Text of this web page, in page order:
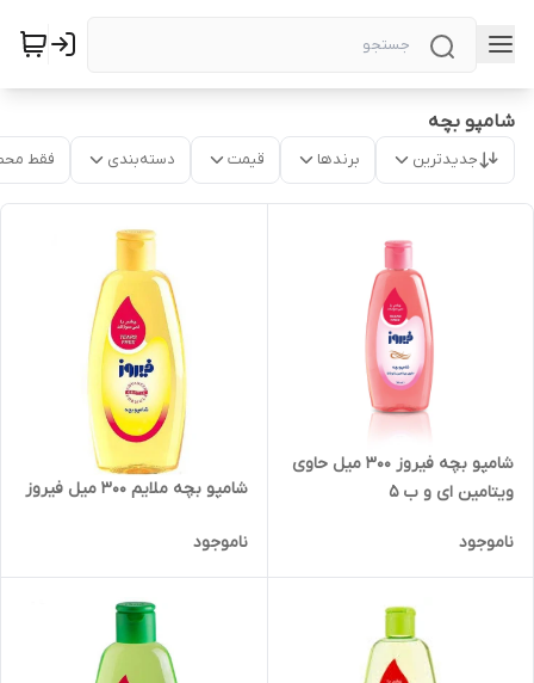
شامپو بچه
جدیدترین برندها قیمت دسته‌بندی فقط
شامپو بچه فیروز 300 میل حاوی
ویتامین ای و ب 5
ناموجود
شامپو بچه ملایم 300 میل فیروز
ناموجود